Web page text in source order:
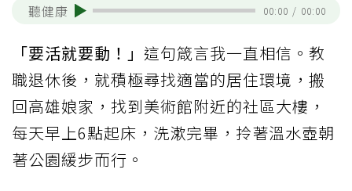
聽健康 00:00 / 00:00
「要活就要動！」 這句箴言我一直相信。教
職退休後，就積極尋找適當的居住環境，搬
回高雄娘家，找到美術館附近的社區大樓，
每天早上6點起床，洗漱完畢，拎著溫水壺朝
著公園緩步而行。